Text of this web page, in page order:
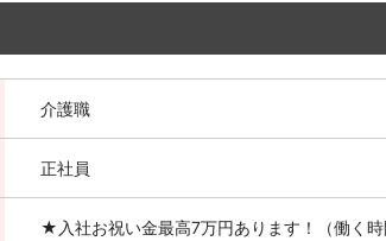
介護職
正社員
★入社お祝い金最高7万円あります！（働く